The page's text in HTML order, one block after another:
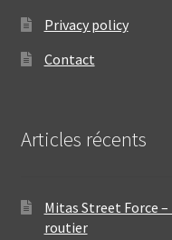
Privacy policy
Contact
Articles récents
Mitas Street Force
routier